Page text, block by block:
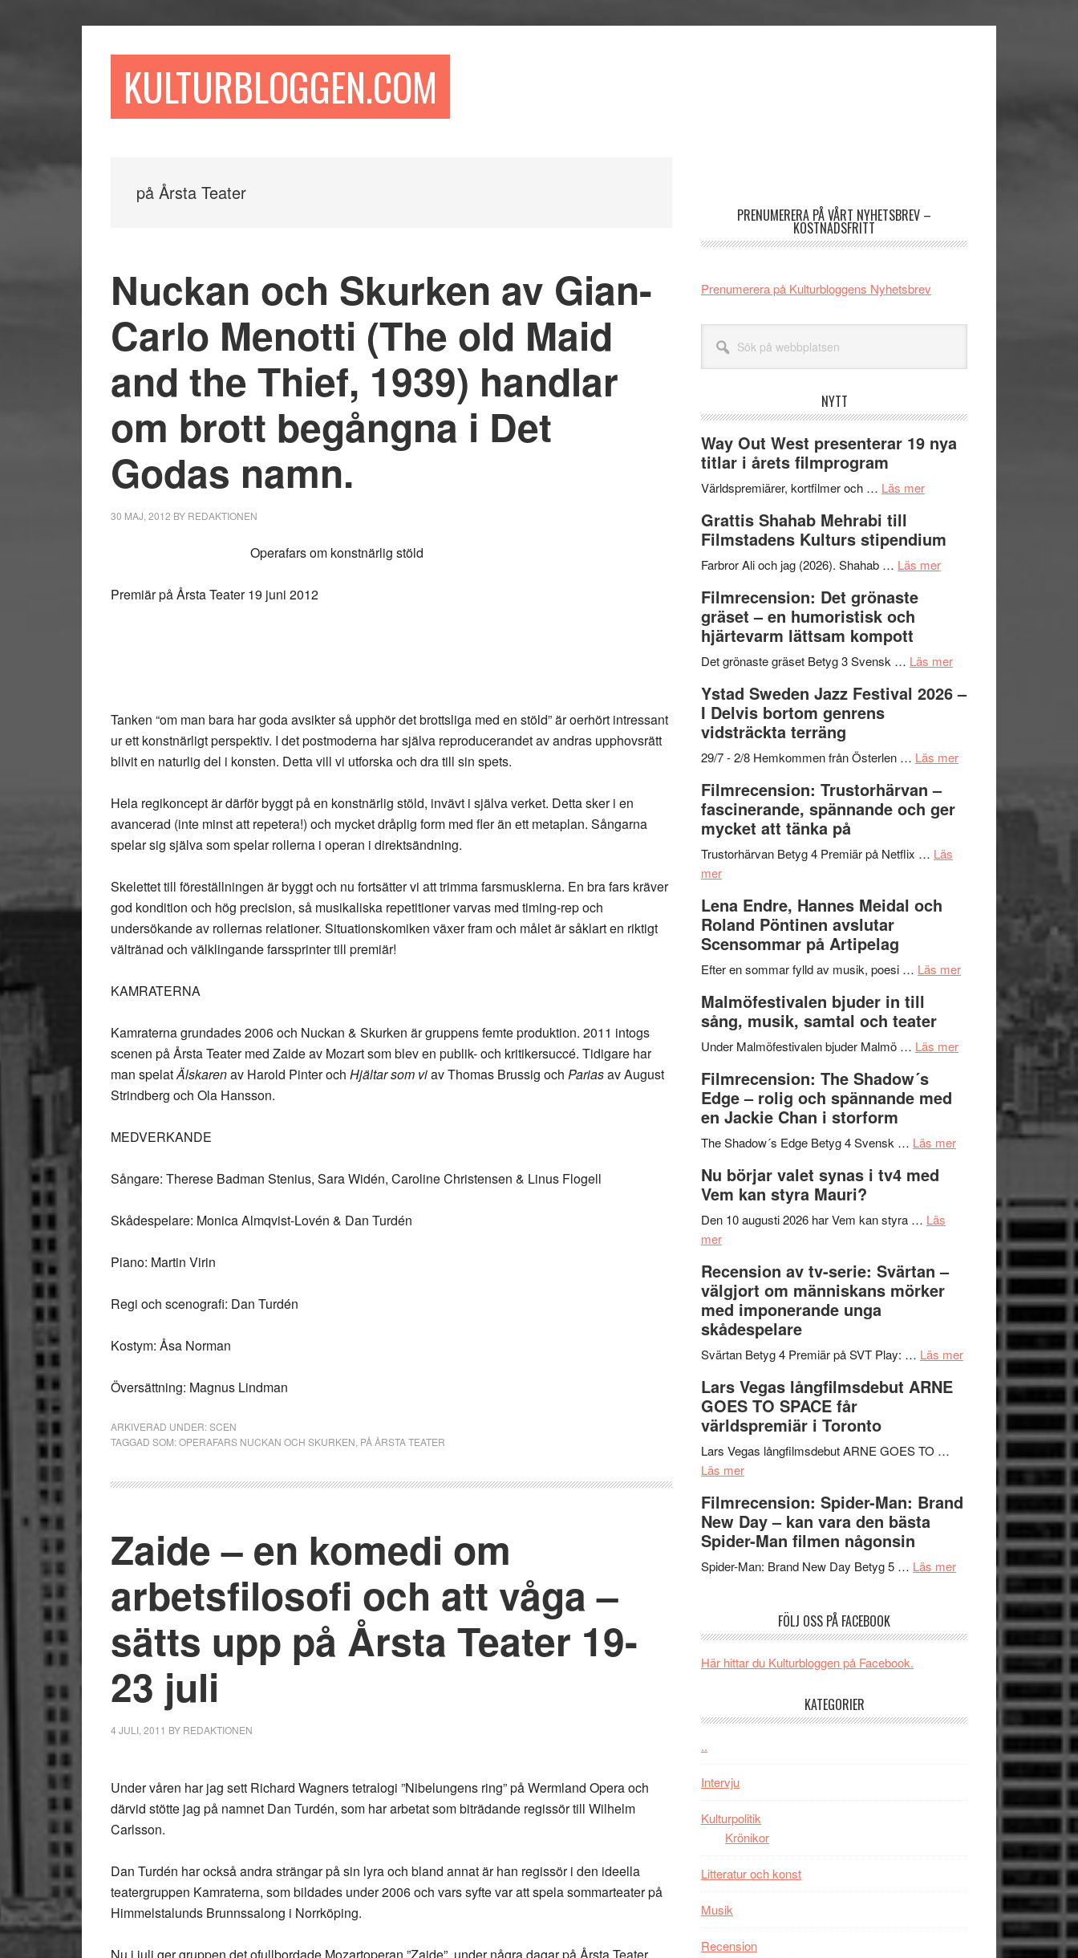
KULTURBLOGGEN.COM
på Årsta Teater
Nuckan och Skurken av Gian-
Carlo Menotti (The old Maid
and the Thief, 1939) handlar
om brott begångna i Det
Godas namn.
30 MAJ, 2012 BY REDAKTIONEN
Operafars om konstnärlig stöld
Premiär på Årsta Teater 19 juni 2012
Tanken “om man bara har goda avsikter så upphör det brottsliga med en stöld” är oerhört intressant
ur ett konstnärligt perspektiv. I det postmoderna har själva reproducerandet av andras upphovsrätt
blivit en naturlig del i konsten. Detta vill vi utforska och dra till sin spets.
Hela regikoncept är därför byggt på en konstnärlig stöld, invävt i själva verket. Detta sker i en
avancerad (inte minst att repetera!) och mycket dråplig form med fler än ett metaplan. Sångarna
spelar sig själva som spelar rollerna i operan i direktsändning.
Skelettet till föreställningen är byggt och nu fortsätter vi att trimma farsmusklerna. En bra fars kräver
god kondition och hög precision, så musikaliska repetitioner varvas med timing-rep och
undersökande av rollernas relationer. Situationskomiken växer fram och målet är såklart en riktigt
vältränad och välklingande farssprinter till premiär!
KAMRATERNA
Kamraterna grundades 2006 och Nuckan & Skurken är gruppens femte produktion. 2011 intogs
scenen på Årsta Teater med Zaide av Mozart som blev en publik- och kritikersuccé. Tidigare har
man spelatÄlskarenav Harold Pinter och Hjältar som viav Thomas Brussig och Pariasav August
Strindberg och Ola Hansson.
MEDVERKANDE
Sångare: Therese Badman Stenius, Sara Widén, Caroline Christensen & Linus Flogell
Skådespelare: Monica Almqvist-Lovén & Dan Turdén
Piano: Martin Virin
Regi och scenografi: Dan Turdén
Kostym: Åsa Norman
Översättning: Magnus Lindman
ARKIVERAD UNDER:SCEN
TAGGAD SOM:OPERAFARS NUCKAN OCH SKURKEN PÅ ÅRSTA TEATER
Zaide – en komedi om
arbetsfilosofi och att våga –
sätts upp på Årsta Teater 19-
23 juli
4 JULI, 2011 BY REDAKTIONEN
Under våren har jag sett Richard Wagners tetralogi ”Nibelungens ring” på Wermland Opera och
därvid stötte jag på namnet Dan Turdén, som har arbetat som biträdande regissör till Wilhelm
Carlsson.
Dan Turdén har också andra strängar på sin lyra och bland annat är han regissör i den ideella
teatergruppen Kamraterna, som bildades under 2006 och vars syfte var att spela sommarteater på
Himmelstalunds Brunnssalong i Norrköping.
PRENUMERERA PÅ VÅRT NYHETSBREV –
KOSTNADSFRITT
Prenumerera på Kulturbloggens Nyhetsbrev
webbplatsen
NYTT
Way Out West presenterar 19 nya
titlar i årets filmprogram
Världspremiärer, kortfilmer och … Läs merom
West
presenterar
årets
Grattis Shahab Mehrabi till
Filmstadens Kulturs stipendium
Farbror Ali och jag (2026). Shahab … Läs merom
Filmstadens
stipendium
Filmrecension: Det grönaste
gräset – en humoristisk och
hjärtevarm lättsam kompott
Det grönaste gräset Betyg 3 Svensk … Läs merom
Det
–
och
Ystad Sweden Jazz Festival 2026 –
I Delvis bortom genrens
vidsträckta terräng
29/7 - 2/8 Hemkommen från Österlen … Läs merom
vidsträckta
Filmrecension: Trustorhärvan –
fascinerande, spännande och ger
mycket att tänka på
Trustorhärvan Betyg 4 Premiär på Netflix … Läs
merom
Trustorhärvan
–
fascinerande,
spännande
ger
mycket
att
på
Lena Endre, Hannes Meidal och
Roland Pöntinen avslutar
Scensommar på Artipelag
Efter en sommar fylld av musik, poesi … Läs merom
Hannes
Pöntinen
Scensommar
Malmöfestivalen bjuder in till
sång, musik, samtal och teater
Under Malmöfestivalen bjuder Malmö … Läs merom
Malmöfestivalen
Filmrecension: The Shadow´s
Edge – rolig och spännande med
en Jackie Chan i storform
The Shadow´s Edge Betyg 4 Svensk … Läs merom
Shadow
en
storform
Nu börjar valet synas i tv4 med
Vem kan styra Mauri?
Den 10 augusti 2026 har Vem kan styra … Läs
merom
börjar
valet
synas
i
tv4
Vem
kan
styra
Mauri?
Recension av tv-serie: Svärtan –
välgjort om människans mörker
med imponerande unga
skådespelare
Svärtan Betyg 4 Premiär på SVT Play: … Läs merom
Recension
välgjort
människans
mörker
skådespelare
Lars Vegas långfilmsdebut ARNE
GOES TO SPACE får
världspremiär i Toronto
Lars Vegas långfilmsdebut ARNE GOES TO …
Läs merom
Vegas
långfilmsdebut
ARNE
GOES
världspremiär
i
Filmrecension: Spider-Man: Brand
New Day – kan vara den bästa
Spider-Man filmen någonsin
Spider-Man: Brand New Day Betyg 5 … Läs merom
Brand
kan
FÖLJ OSS PÅ FACEBOOK
Här hittar du Kulturbloggen på Facebook.
KATEGORIER
..
Intervju
Kulturpolitik
Krönikor
Litteratur och konst
Musik
Recension